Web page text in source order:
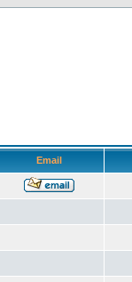
Email